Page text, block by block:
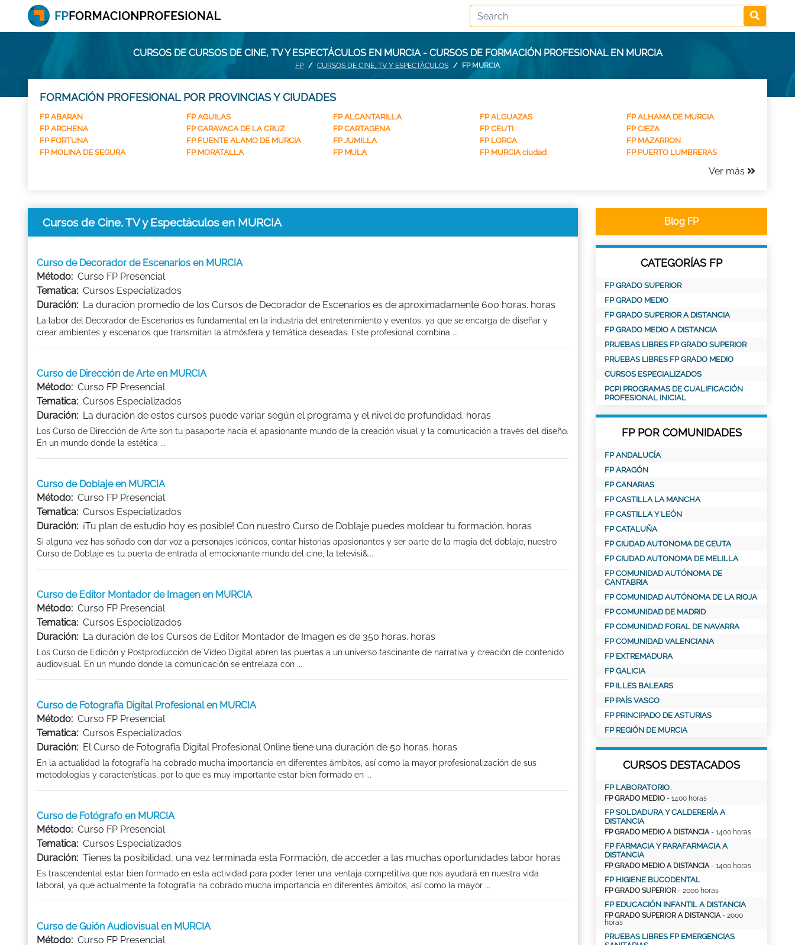
CURSOS DE CURSOS DE CINE, TV Y ESPECTÁCULOS EN MURCIA - CURSOS DE FORMACIÓN PROFESIONAL EN MURCIA
FP CURSOS DE CINE, TV Y ESPECTÁCULOS FP MURCIA
FORMACIÓN PROFESIONAL POR PROVINCIAS Y CIUDADES
FP ABARAN FP AGUILAS FP ALCANTARILLA FP ALGUAZAS
FP ALHAMA DE MURCIA
FP ARCHENA
FP CARAVACA DE LA CRUZ FP CARTAGENA FP CEUTI
FP CIEZA
FP FORTUNA
FP FUENTE ALAMO DE MURCIA FP JUMILLA FP LORCA
FP MAZARRON
FP MOLINA DE SEGURA
FP MORATALLA FP MULA FP MURCIA ciudad FP PUERTO LUMBRERAS
Ver más
Cursos de Cine, TV y Espectáculos en MURCIA
Curso de Decorador de Escenarios en MURCIA
Método: Curso FP Presencial
Tematica: Cursos Especializados
Duración: La duración promedio de los Cursos de Decorador de Escenarios es de aproximadamente 600 horas. horas
La labor del Decorador de Escenarios es fundamental en la industria del entretenimiento y eventos, ya que se encarga de diseñar y
crear ambientes y escenarios que transmitan la atmósfera y temática deseadas. Este profesional combina ...
Curso de Dirección de Arte en MURCIA
Método: Curso FP Presencial
Tematica: Cursos Especializados
Duración: La duración de estos cursos puede variar según el programa y el nivel de profundidad. horas
Los Curso de Dirección de Arte son tu pasaporte hacia el apasionante mundo de la creación visual y la comunicación a través del diseño.
En un mundo donde la estética ...
Curso de Doblaje en MURCIA
Método: Curso FP Presencial
Tematica: Cursos Especializados
Duración: ¡Tu plan de estudio hoy es posible! Con nuestro Curso de Doblaje puedes moldear tu formación. horas
Si alguna vez has soñado con dar voz a personajes icónicos, contar historias apasionantes y ser parte de la magia del doblaje, nuestro
Curso de Doblaje es tu puerta de entrada al emocionante mundo del cine, la televisi&...
Curso de Editor Montador de Imagen en MURCIA
Método: Curso FP Presencial
Tematica: Cursos Especializados
Duración: La duración de los Cursos de Editor Montador de Imagen es de 350 horas. horas
Los Curso de Edición y Postproducción de Vídeo Digital abren las puertas a un universo fascinante de narrativa y creación de contenido
audiovisual. En un mundo donde la comunicación se entrelaza con ...
Curso de Fotografía Digital Profesional en MURCIA
Método: Curso FP Presencial
Tematica: Cursos Especializados
Duración: El Curso de Fotografía Digital Profesional Online tiene una duración de 50 horas. horas
En la actualidad la fotografía ha cobrado mucha importancia en diferentes ámbitos, así como la mayor profesionalización de sus
metodologías y características, por lo que es muy importante estar bien formado en ...
Curso de Fotógrafo en MURCIA
Método: Curso FP Presencial
Tematica: Cursos Especializados
Duración: Tienes la posibilidad, una vez terminada esta Formación, de acceder a las muchas oportunidades labor horas
Es trascendental estar bien formado en esta actividad para poder tener una ventaja competitiva que nos ayudará en nuestra vida
laboral, ya que actualmente la fotografía ha cobrado mucha importancia en diferentes ámbitos, así como la mayor ...
Curso de Guión Audiovisual en MURCIA
Método: Curso FP Presencial
Blog FP
CATEGORÍAS FP
FP GRADO SUPERIOR
FP GRADO MEDIO
FP GRADO SUPERIOR A DISTANCIA
FP GRADO MEDIO A DISTANCIA
PRUEBAS LIBRES FP GRADO SUPERIOR
PRUEBAS LIBRES FP GRADO MEDIO
CURSOS ESPECIALIZADOS
PCPI PROGRAMAS DE CUALIFICACIÓN
PROFESIONAL INICIAL
FP POR COMUNIDADES
FP ANDALUCÍA
FP ARAGÓN
FP CANARIAS
FP CASTILLA LA MANCHA
FP CASTILLA Y LEÓN
FP CATALUÑA
FP CIUDAD AUTONOMA DE CEUTA
FP CIUDAD AUTONOMA DE MELILLA
FP COMUNIDAD AUTÓNOMA DE
CANTABRIA
FP COMUNIDAD AUTÓNOMA DE LA RIOJA
FP COMUNIDAD DE MADRID
FP COMUNIDAD FORAL DE NAVARRA
FP COMUNIDAD VALENCIANA
FP EXTREMADURA
FP GALICIA
FP ILLES BALEARS
FP PAÍS VASCO
FP PRINCIPADO DE ASTURIAS
FP REGIÓN DE MURCIA
CURSOS DESTACADOS
FP LABORATORIO
FP GRADO MEDIO - 1400 horas
FP SOLDADURA Y CALDERERÍA A
DISTANCIA
FP GRADO MEDIO A DISTANCIA- 1400 horas
FP FARMACIA Y PARAFARMACIA A
DISTANCIA
FP GRADO MEDIO A DISTANCIA- 1400 horas
FP HIGIENE BUCODENTAL
FP GRADO SUPERIOR - 2000 horas
FP EDUCACIÓN INFANTIL A DISTANCIA
FP GRADO SUPERIOR A DISTANCIA- 2000
horas
PRUEBAS LIBRES FP EMERGENCIAS